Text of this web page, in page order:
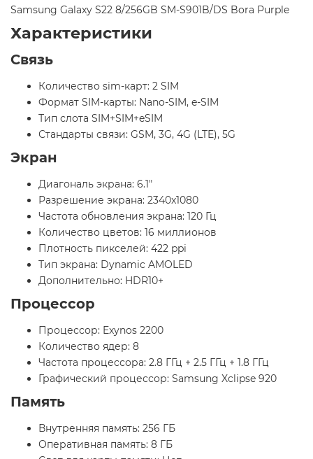
Samsung Galaxy S22 8/256GB SM-S901B/DS Bora Purple
Характеристики
Связь
Количество sim-карт: 2 SIM
Формат SIM-карты: Nano-SIM, e-SIM
Тип слота SIM+SIM+eSIM
Стандарты связи: GSM, 3G, 4G (LTE), 5G
Экран
Диагональ экрана: 6.1"
Разрешение экрана: 2340x1080
Частота обновления экрана: 120 Гц
Количество цветов: 16 миллионов
Плотность пикселей: 422 ppi
Тип экрана: Dynamic AMOLED
Дополнительно: HDR10+
Процессор
Процессор: Exynos 2200
Количество ядер: 8
Частота процессора: 2.8 ГГц + 2.5 ГГц + 1.8 ГГц
Графический процессор: Samsung Xclipse 920
Память
Внутренняя память: 256 ГБ
Оперативная память: 8 ГБ